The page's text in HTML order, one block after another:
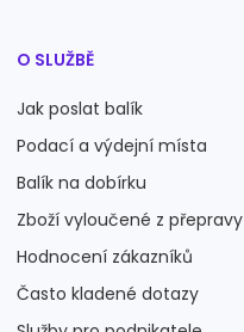
O SLUŽBĚ
Jak poslat balík
Podací a výdejní místa
Balík na dobírku
Zboží vyloučené z přepravy
Hodnocení zákazníků
Často kladené dotazy